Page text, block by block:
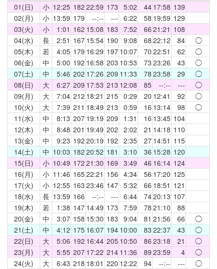
01(日)
小 12:25 182 22:59 173 5:02 44 17:58 139
02(月)
小 13:59 179 --:-- --- 6:22 58 19:59 129
03(火)
小 1:01 162 15:08 183 7:52 66 21:21 108
04(水)
長 2:51 167 15:54 190 9:08 68 22:12 84 ◯
05(木)
若 4:05 179 16:29 197 10:07 70 22:51 62 ◯
06(金)
中 5:00 192 16:58 203 10:53 73 23:26 43 ◯
07(土)
中 5:46 202 17:26 209 11:33 78 23:58 29 ◯
08(日)
大 6:27 209 17:53 213 12:08 85 --:-- --- ◯
09(月)
大 7:04 212 18:21 215 0:29 20 12:41 92 ◯
10(火)
大 7:39 211 18:49 213 0:59 16 13:14 98 ◯
11(水)
中 8:13 207 19:19 209 1:31 16 13:45 104
12(木)
中 8:48 201 19:49 202 2:02 21 14:18 110
13(金)
中 9:23 192 20:19 192 2:35 27 14:51 115
14(土)
中 10:03 182 20:52 181 3:10 36 15:28 120
15(日)
小 10:49 172 21:30 169 3:49 46 16:14 124
16(月)
小 11:46 16522:21 156 4:34 56 17:20 125
17(火)
小 12:55 163 23:46 147 5:32 66 18:51 121
18(水)
長 13:59 166 --:-- --- 6:44 7420:13 107
19(木)
若 1:38 147 14:49 173 7:59 78 21:10 88
20(金)
中 3:07 158 15:30 183 9:04 81 21:56 66 ◯
21(土)
中 4:12 175 16:07 194 10:00 83 22:37 43 ◯
22(日)
大 5:06 192 16:44 205 10:50 86 23:18 21 ◯
23(月)
大 5:55 207 17:22 214 11:36 89 23:59 4 ◯
24(火)
大 6:43 218 18:01 220 12:22 94 --:-- --- ◯